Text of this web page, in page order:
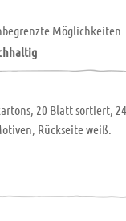
Möglichkeiten
20 Blatt sortiert,
Rückseite weiß.